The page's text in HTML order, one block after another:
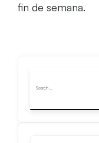
fin de semana.